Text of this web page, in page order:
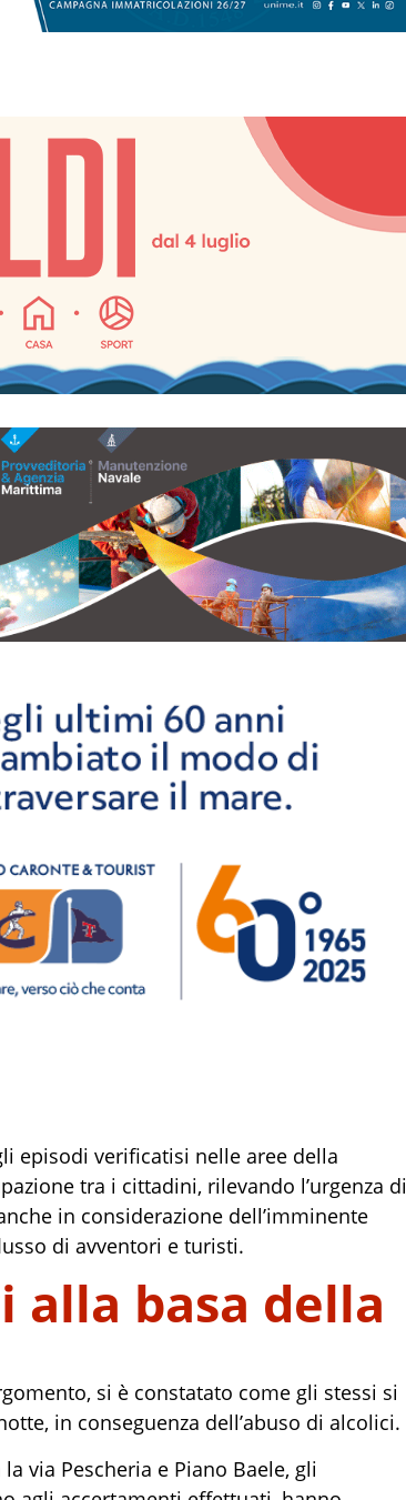
episodi verificatisi nelle aree della
tra i cittadini, rilevando l’urgenza di
in considerazione dell’imminente
di avventori e turisti.
alla basa della
si è constatato come gli stessi si
in conseguenza dell’abuso di alcolici.
via Pescheria e Piano Baele, gli